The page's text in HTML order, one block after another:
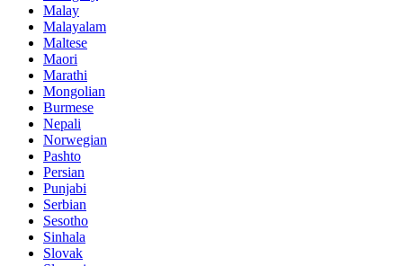
Malay
Malayalam
Maltese
Maori
Marathi
Mongolian
Burmese
Nepali
Norwegian
Pashto
Persian
Punjabi
Serbian
Sesotho
Sinhala
Slovak